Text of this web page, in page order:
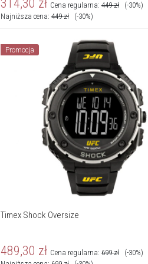
314,30 zł Cena regularna:449 zł
(-30%)
Najniższa cena:449 zł (-30%)
Promocja
Timex Shock Oversize
489,30 zł Cena regularna:699 zł
(-30%)